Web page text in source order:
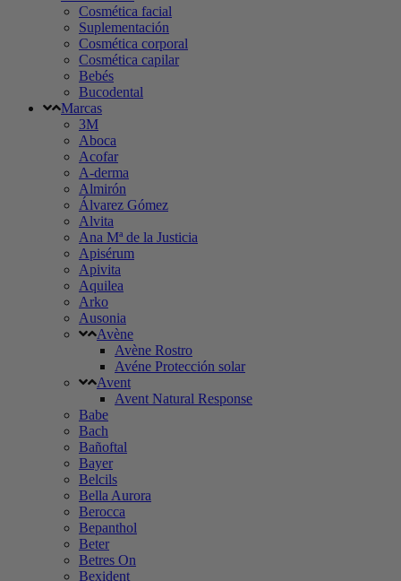
Cosmética facial
Suplementación
Cosmética corporal
Cosmética capilar
Bebés
Bucodental
Marcas
3M
Aboca
Acofar
A-derma
Almirón
Álvarez Gómez
Alvita
Ana Mª de la Justicia
Apisérum
Apivita
Aquilea
Arko
Ausonia
Avène
Avène Rostro
Avéne Protección solar
Avent
Avent Natural Response
Babe
Bach
Bañoftal
Bayer
Belcils
Bella Aurora
Berocca
Bepanthol
Beter
Betres On
Bexident